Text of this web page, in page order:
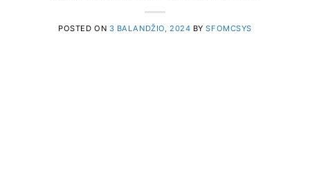
POSTED ON 3 BALANDŽIO, 2024 BYSFOMCSYS